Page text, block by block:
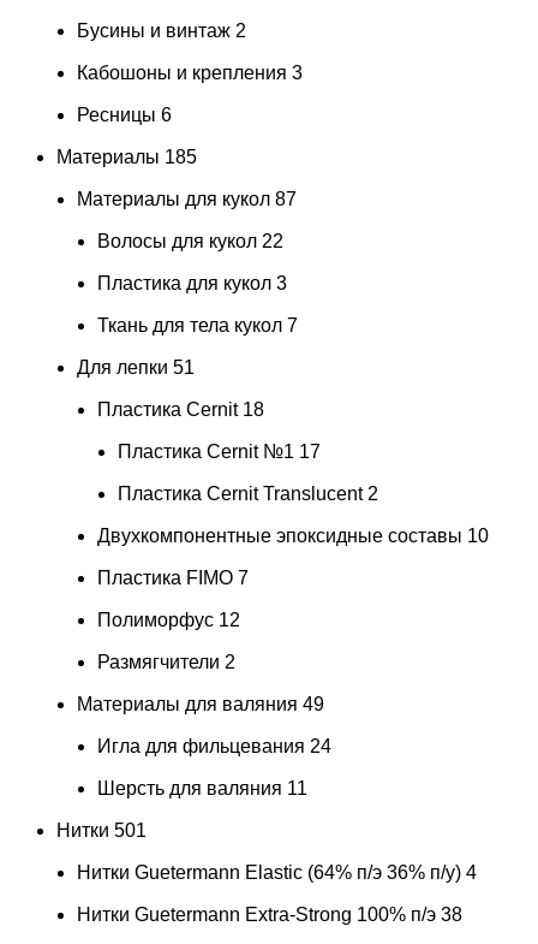
Бусины и винтаж 2
Кабошоны и крепления 3
Ресницы 6
Материалы 185
Материалы для кукол 87
Волосы для кукол 22
Пластика для кукол 3
Ткань для тела кукол 7
Для лепки 51
Пластика Cernit 18
Пластика Cernit №1 17
Пластика Cernit Translucent 2
Двухкомпонентные эпоксидные составы 10
Пластика FIMO 7
Полиморфус 12
Размягчители 2
Материалы для валяния 49
Игла для фильцевания 24
Шерсть для валяния 11
Нитки 501
Нитки Guetermann Elastic (64% п/э 36% п/у) 4
Нитки Guetermann Extra-Strong 100% п/э 38